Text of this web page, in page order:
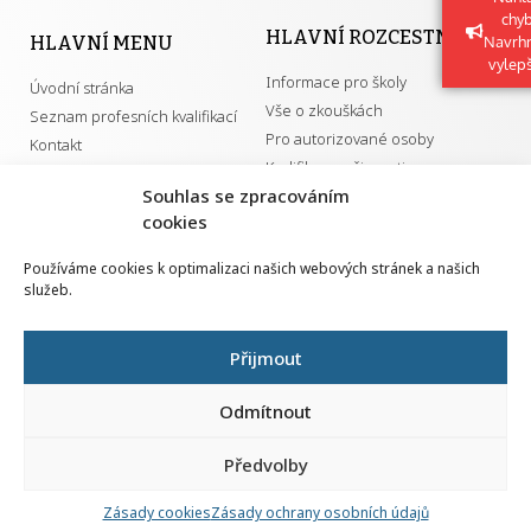
Souhlas se zpracováním
cookies
Používáme cookies k optimalizaci našich webových stránek a našich
služeb.
Přijmout
Odmítnout
Předvolby
Zásady cookiesZásady ochrany osobních údajů
HLAVNÍ MENU
Úvodní stránka
Seznam profesních kvalifikací
Kontakt
HLAVNÍ ROZCESTNÍK
Informace pro školy
Vše o zkouškách
Pro autorizované osoby
Kvalifikace a živnosti
GDPR
Národní pedagogický institut ČR
Senovážné náměstí 25
110 00 Praha 1
Všechna práva vyhrazena | 2026